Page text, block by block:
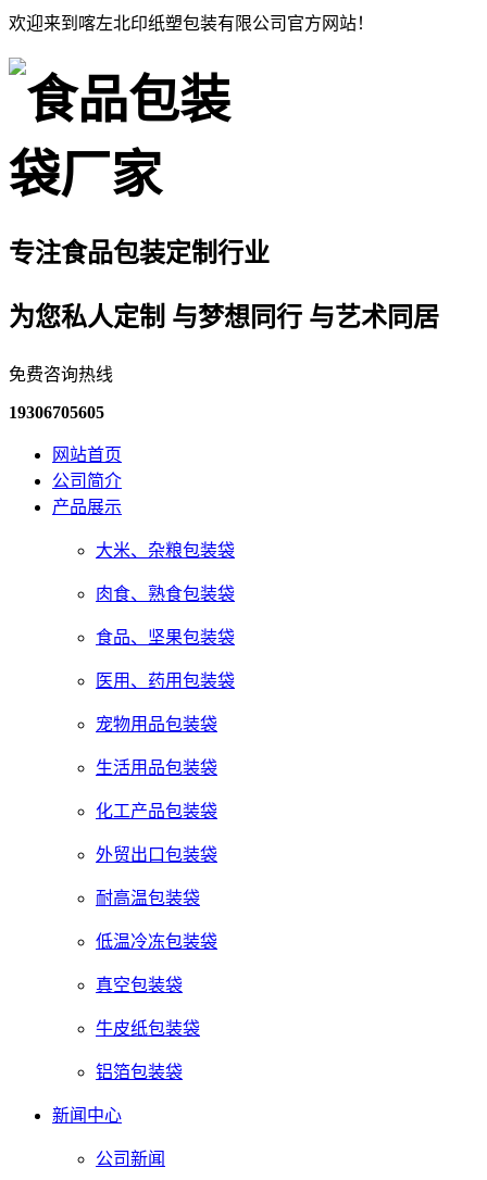
欢迎来到喀左北印纸塑包装有限公司官方网站！
专注食品包装定制行业
为您私人定制 与梦想同行 与艺术同居
免费咨询热线
19306705605
网站首页
公司简介
产品展示
大米、杂粮包装袋
肉食、熟食包装袋
食品、坚果包装袋
医用、药用包装袋
宠物用品包装袋
生活用品包装袋
化工产品包装袋
外贸出口包装袋
耐高温包装袋
低温冷冻包装袋
真空包装袋
牛皮纸包装袋
铝箔包装袋
新闻中心
公司新闻